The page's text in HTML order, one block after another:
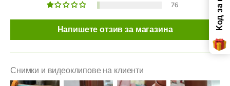
76
Напишете отзив за магазина
Снимки и видеоклипове на клиенти